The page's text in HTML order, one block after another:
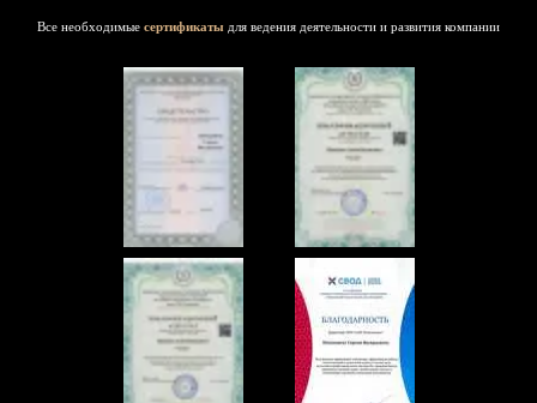
Все необходимые сертификаты для ведения деятельности и развития компании